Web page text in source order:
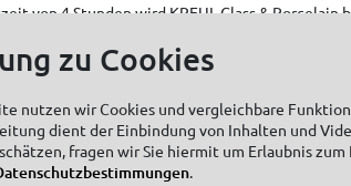
von 4 Stunden wird KREUL Glass & Porcelain
Minuten fixiert. Das bedeutet, dass das
wird. Dann den Ofen auf 160 °C Ober- und
Nach 90 Minuten den Backofen wieder
lassen. Erst rausholen, wenn der Backofen
sich eine zweite Fixierung.
zu Cookies
nutzen wir Cookies und vergleichbare
dient der Einbindung von Inhalten und
fragen wir Sie hiermit um Erlaubnis